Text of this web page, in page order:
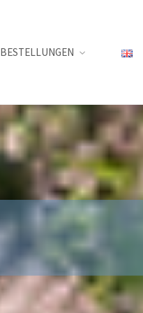
BESTELLUNGEN